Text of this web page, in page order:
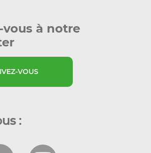
à notre
VOUS
: